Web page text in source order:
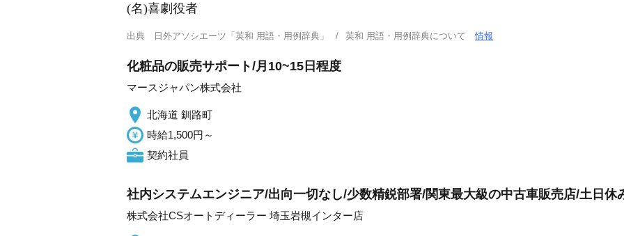
(名)喜劇役者
出典 日外アソシエーツ「英和 用語・用例辞典」 英和 用語・用例辞典について情報
化粧品の販売サポート/月10~15日程度
マースジャパン株式会社
北海道 釧路町
時給1,500円～
契約社員
社内システムエンジニア/出向一切なし/少数精鋭部署/関東最大級の中古車販売店/土日休
株式会社CSオートディーラー 埼玉岩槻インター店